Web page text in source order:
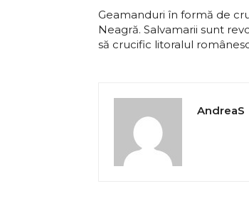
Geamanduri în formă de
Neagră. Salvamarii sunt
să crucific litoralul
AndreaS